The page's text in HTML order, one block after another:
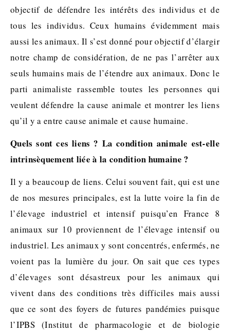
objectif de défendre les intérêts des individus et de
tous les individus. Ceux humains évidemment mais
aussi les animaux. Il s’est donné pour objectif d’élargir
notre champ de considération, de ne pas l’arrêter aux
seuls humains mais de l’étendre aux animaux. Donc le
parti animaliste rassemble toutes les personnes qui
veulent défendre la cause animale et montrer les liens
qu’il y a entre cause animale et cause humaine.
Quels sont ces liens ? La condition animale est-elle
intrinsèquement liée à la condition humaine ?
Il y a beaucoup de liens. Celui souvent fait, qui est une
de nos mesures principales, est la lutte voire la fin de
l’élevage industriel et intensif puisqu’en France 8
animaux sur 10 proviennent de l’élevage intensif ou
industriel. Les animaux y sont concentrés, enfermés, ne
voient pas la lumière du jour. On sait que ces types
d’élevages sont désastreux pour les animaux qui
vivent dans des conditions très difficiles mais aussi
que ce sont des foyers de futures pandémies puisque
l’IPBS (Institut de pharmacologie et de biologie